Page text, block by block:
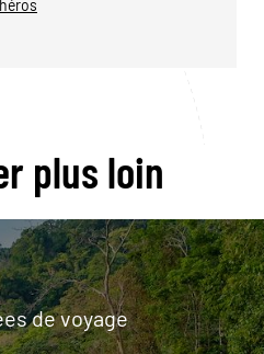
plus loin
de voyage